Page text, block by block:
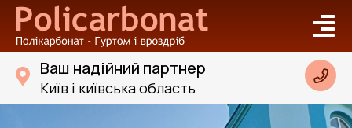
Ваш надійний партнер
Київ і київська область